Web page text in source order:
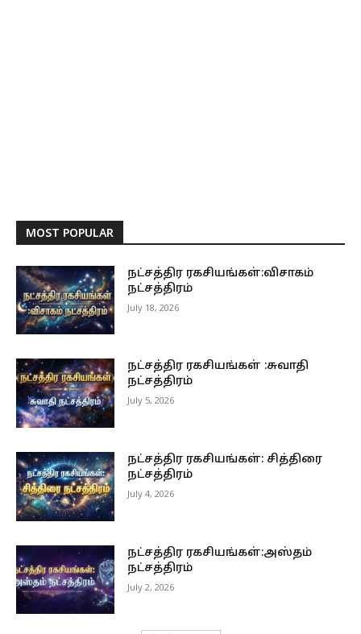
MOST POPULAR
நட்சத்திர ரகசியங்கள்:விசாகம்
நட்சத்திரம்
July 18, 2026
நட்சத்திர ரகசியங்கள் :சுவாதி
நட்சத்திரம்
July 5, 2026
நட்சத்திர ரகசியங்கள்: சித்திரை
நட்சத்திரம்
July 4, 2026
நட்சத்திர ரகசியங்கள்:அஸ்தம்
நட்சத்திரம்
July 2, 2026